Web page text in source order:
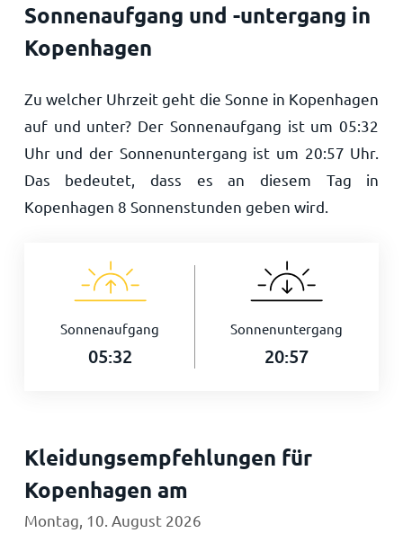
Sonnenaufgang und -untergang in
Kopenhagen
Zu welcher Uhrzeit geht die Sonne in Kopenhagen
auf und unter? Der Sonnenaufgang ist um05:32
Uhr und der Sonnenuntergang ist um 20:57 Uhr.
Das bedeutet, dass es an diesem Tag in
Kopenhagen 8 Sonnenstunden geben wird.
Sonnenaufgang
05:32
Sonnenuntergang
20:57
Kleidungsempfehlungen für
Kopenhagen am
Montag, 10. August 2026